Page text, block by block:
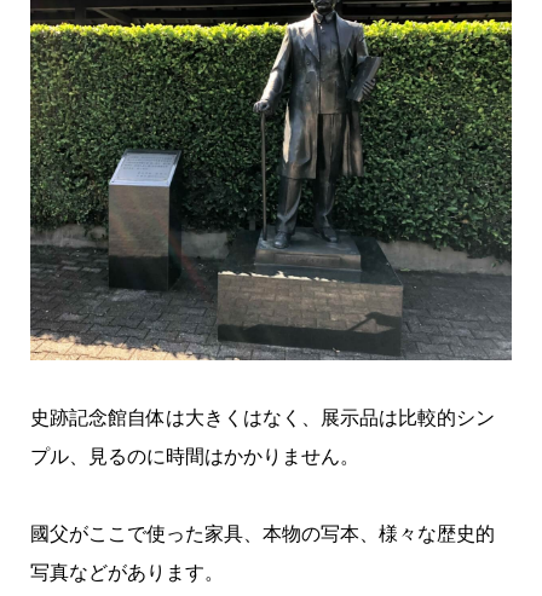
史跡記念館自体は大きくはなく、展示品は比較的シン
プル、見るのに時間はかかりません。
國父がここで使った家具、本物の写本、様々な歴史的
写真などがあります。